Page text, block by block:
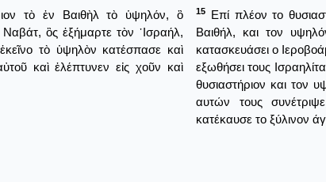
τὸ ἐν Βαιθὴλ τὸ ὑψηλόν, ὃ
Ναβάτ, ὃς ἐξήμαρτε τὸν ᾿Ισραήλ,
τὸ ὑψηλὸν κατέσπασε καὶ
καὶ ἐλέπτυνεν εἰς χοῦν καὶ
15
Επί πλέον το
Βαιθήλ, και τον
κατασκευάσει ο
εξωθήσει τους
θυσιαστήριον και τον
αυτών τους
κατέκαυσε το ξύλινον